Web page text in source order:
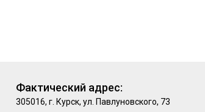
Фактический адрес:
305016, г. Курск, ул. Павлуновского, 73